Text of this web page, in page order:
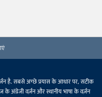
है. सबसे अच्छे प्रयास के आधार पर, सटीक
के अंग्रेजी वर्ज़न और स्थानीय भाषा के वर्ज़न